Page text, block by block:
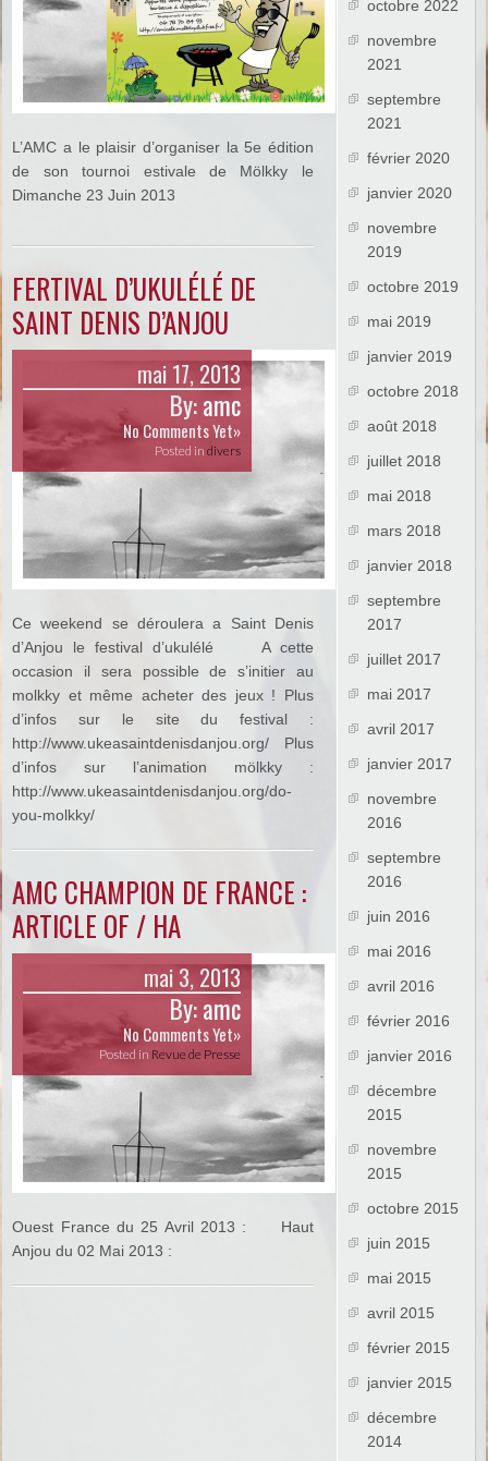
L’AMC a le plaisir d’organiser la 5e édition
de son tournoi estivale de Mölkky le
Dimanche 23 Juin 2013
FERTIVAL D’UKULÉLÉ DE
SAINT DENIS D’ANJOU
mai 17, 2013
By:amc
No Comments Yet»
Posted indivers
Ce weekend se déroulera a Saint Denis
d’Anjou le festival d’ukulélé A cette
occasion il sera possible de s’initier au
molkky et même acheter des jeux ! Plus
d’infos sur le site du festival :
http://www.ukeasaintdenisdanjou.org/ Plus
d’infos sur l’animation mölkky :
http://www.ukeasaintdenisdanjou.org/do-
you-molkky/
AMC CHAMPION DE FRANCE :
ARTICLE OF / HA
mai 3, 2013
By:amc
No Comments Yet»
Posted in Revue de Presse
Ouest France du 25 Avril 2013 : Haut
Anjou du 02 Mai 2013 :
octobre 2022
novembre
2021
septembre
2021
février 2020
janvier 2020
novembre
2019
octobre 2019
mai 2019
janvier 2019
octobre 2018
août 2018
juillet 2018
mai 2018
mars 2018
janvier 2018
septembre
2017
juillet 2017
mai 2017
avril 2017
janvier 2017
novembre
2016
septembre
2016
juin 2016
mai 2016
avril 2016
février 2016
janvier 2016
décembre
2015
novembre
2015
octobre 2015
juin 2015
mai 2015
avril 2015
février 2015
janvier 2015
décembre
2014